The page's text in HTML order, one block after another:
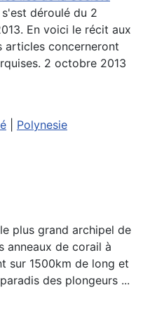
déroulé du 2
En voici le récit aux
articles concerneront
2 octobre 2013
Polynesie
plus grand archipel de
anneaux de corail à
sur 1500km de long et
des plongeurs ...